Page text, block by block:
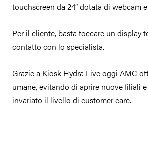
touchscreen da 24” dotata di webcam
Per il cliente, basta toccare un display
contatto con lo specialista.
Grazie a Kiosk Hydra Live oggi AMC
umane, evitando di aprire nuove filiali
invariato il livello di customer care.